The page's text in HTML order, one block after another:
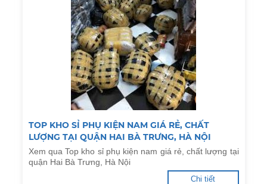
TOP KHO SỈ PHỤ KIỆN NAM GIÁ RẺ, CHẤT
LƯỢNG TẠI QUẬN HAI BÀ TRƯNG, HÀ NỘI
Xem qua Top kho sỉ phụ kiện nam giá rẻ, chất lượng tại
quận Hai Bà Trưng, Hà Nội
Chi tiết